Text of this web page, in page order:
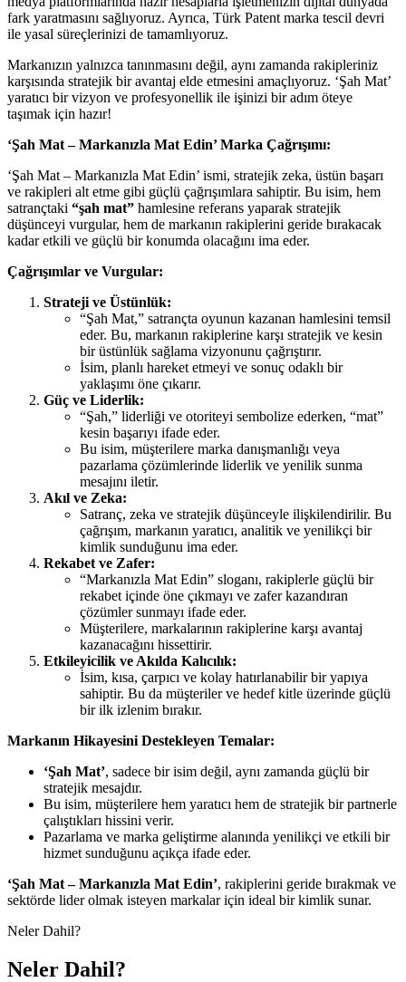
fark yaratmasını sağlıyoruz. Ayrıca, Türk Patent marka tescil devri
ile yasal süreçlerinizi de tamamlıyoruz.
Markanızın yalnızca tanınmasını değil, aynı zamanda rakipleriniz
karşısında stratejik bir avantaj elde etmesini amaçlıyoruz. ‘Şah Mat’
yaratıcı bir vizyon ve profesyonellik ile işinizi bir adım öteye
taşımak için hazır!
‘Şah Mat – Markanızla Mat Edin’ Marka Çağrışımı:
‘Şah Mat – Markanızla Mat Edin’ ismi, stratejik zeka, üstün başarı
ve rakipleri alt etme gibi güçlü çağrışımlara sahiptir. Bu isim, hem
satrançtaki “şah mat” hamlesine referans yaparak stratejik
düşünceyi vurgular, hem de markanın rakiplerini geride bırakacak
kadar etkili ve güçlü bir konumda olacağını ima eder.
Çağrışımlar ve Vurgular:
Strateji ve Üstünlük:
“Şah Mat,” satrançta oyunun kazanan hamlesini temsil
eder. Bu, markanın rakiplerine karşı stratejik ve kesin
bir üstünlük sağlama vizyonunu çağrıştırır.
İsim, planlı hareket etmeyi ve sonuç odaklı bir
yaklaşımı öne çıkarır.
Güç ve Liderlik:
“Şah,” liderliği ve otoriteyi sembolize ederken, “mat”
kesin başarıyı ifade eder.
Bu isim, müşterilere marka danışmanlığı veya
pazarlama çözümlerinde liderlik ve yenilik sunma
mesajını iletir.
Akıl ve Zeka:
Satranç, zeka ve stratejik düşünceyle ilişkilendirilir. Bu
çağrışım, markanın yaratıcı, analitik ve yenilikçi bir
kimlik sunduğunu ima eder.
Rekabet ve Zafer:
“Markanızla Mat Edin” sloganı, rakiplerle güçlü bir
rekabet içinde öne çıkmayı ve zafer kazandıran
çözümler sunmayı ifade eder.
Müşterilere, markalarının rakiplerine karşı avantaj
kazanacağını hissettirir.
Etkileyicilik ve Akılda Kalıcılık:
İsim, kısa, çarpıcı ve kolay hatırlanabilir bir yapıya
sahiptir. Bu da müşteriler ve hedef kitle üzerinde güçlü
bir ilk izlenim bırakır.
Markanın Hikayesini Destekleyen Temalar:
‘Şah Mat’, sadece bir isim değil, aynı zamanda güçlü bir
stratejik mesajdır.
Bu isim, müşterilere hem yaratıcı hem de stratejik bir partnerle
çalıştıkları hissini verir.
Pazarlama ve marka geliştirme alanında yenilikçi ve etkili bir
hizmet sunduğunu açıkça ifade eder.
‘Şah Mat – Markanızla Mat Edin’, rakiplerini geride bırakmak ve
sektörde lider olmak isteyen markalar için ideal bir kimlik sunar.
Neler Dahil?
Neler Dahil?